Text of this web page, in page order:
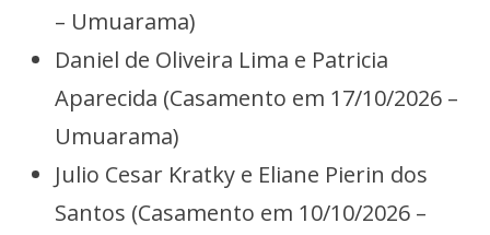
– Umuarama)
Daniel de Oliveira Lima e Patricia
Aparecida (Casamento em 17/10/2026 –
Umuarama)
Julio Cesar Kratky e Eliane Pierin dos
Santos (Casamento em 10/10/2026 –